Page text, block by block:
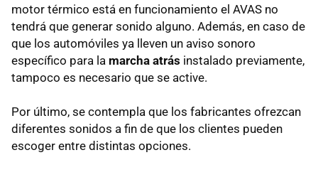
motor térmico está en funcionamiento el AVAS no
tendrá que generar sonido alguno. Además, en caso de
que los automóviles ya lleven un aviso sonoro
específico para la marcha atrás instalado previamente,
tampoco es necesario que se active.
Por último, se contempla que los fabricantes ofrezcan
diferentes sonidos a fin de que los clientes pueden
escoger entre distintas opciones.